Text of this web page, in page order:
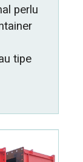
perlu
tipe